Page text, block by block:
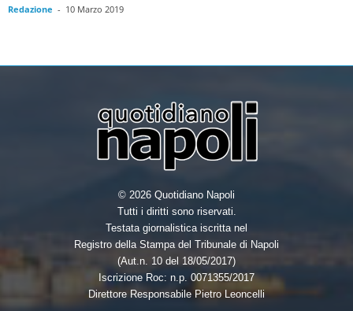
Redazione - 10 Marzo 2019
© 2026 Quotidiano Napoli
Tutti i diritti sono riservati.
Testata giornalistica iscritta nel
Registro della Stampa del Tribunale di Napoli
(Aut.n. 10 del 18/05/2017)
Iscrizione Roc: n.p. 0071355/2017
Direttore Responsabile Pietro Leoncelli